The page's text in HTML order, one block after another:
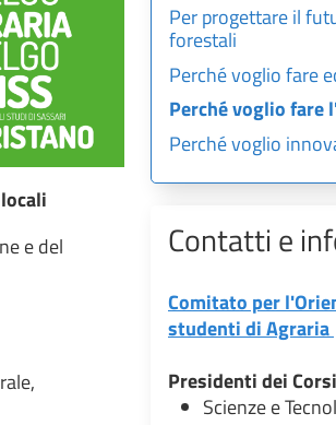
e del
Per progettare il
forestali
Perché voglio fare
Perché voglio fare
Perché voglio
Contatti e
Comitato per
studenti di Agraria
Presidenti dei
Scienze e